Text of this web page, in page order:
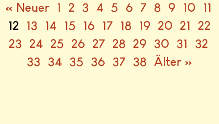
« Neuer 1 2 3 4 5 6 7 8 9 10
11
12
13 14 15 16 17 18 19 20 21
22
23
24 25 26 27 28 29 30 31
32
33
34 35 36 37 38 Älter »